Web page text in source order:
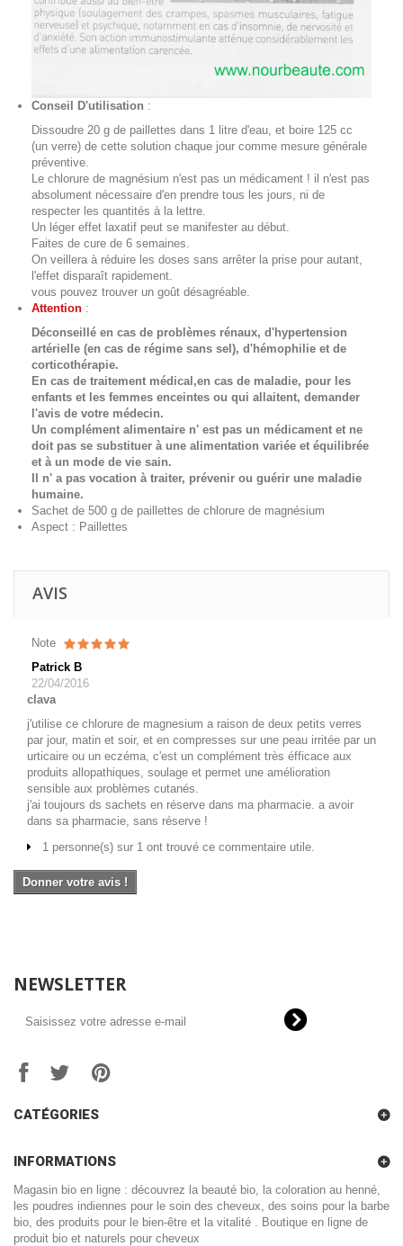
Conseil D'utilisation :
Dissoudre 20 g de paillettes dans 1 litre d'eau, et boire 125 cc
(un verre) de cette solution chaque jour comme mesure générale
préventive.
Le chlorure de magnésium n'est pas un médicament ! il n'est pas
absolument nécessaire d'en prendre tous les jours, ni de
respecter les quantités à la lettre.
Un léger effet laxatif peut se manifester au début.
Faites de cure de 6 semaines.
On veillera à réduire les doses sans arrêter la prise pour autant,
l'effet disparaît rapidement.
vous pouvez trouver un goût désagréable.
Attention :
Déconseillé en cas de problèmes rénaux, d'hypertension
artérielle (en cas de régime sans sel), d'hémophilie et de
corticothérapie.
En cas de traitement médical,en cas de maladie, pour les
enfants et les femmes enceintes ou qui allaitent, demander
l'avis de votre médecin.
Un complément alimentaire n' est pas un médicament et ne
doit pas se substituer à une alimentation variée et équilibrée
et à un mode de vie sain.
Il n' a pas vocation à traiter, prévenir ou guérir une maladie
humaine.
Sachet de 500 g de paillettes de chlorure de magnésium
Aspect : Paillettes
AVIS
Note
Patrick B
22/04/2016
clava
j'utilise ce chlorure de magnesium a raison de deux petits verres
par jour, matin et soir, et en compresses sur une peau irritée par un
urticaire ou un eczéma, c'est un complément très éfficace aux
produits allopathiques, soulage et permet une amélioration
sensible aux problèmes cutanés.
j'ai toujours ds sachets en réserve dans ma pharmacie. a avoir
dans sa pharmacie, sans réserve !
1 personne(s) sur 1 ont trouvé ce commentaire utile.
Donner votre avis !
NEWSLETTER
CATÉGORIES
INFORMATIONS
Magasin bio en ligne : découvrez la beauté bio, la coloration au henné,
les poudres indiennes pour le soin des cheveux, des soins pour la barbe
bio, des produits pour le bien-être et la vitalité . Boutique en ligne de
produit bio et naturels pour cheveux